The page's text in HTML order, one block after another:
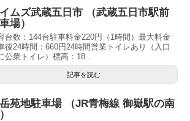
ムズ武蔵五日市 （武蔵五日市駅前
場）
台数：144台駐車料金220円（1時間）最大料金
後24時間：660円24時間営業トイレあり（入口
公衆トイレ）標高：18...
記事を読む
苑地駐車場 （JR青梅線 御嶽駅の南